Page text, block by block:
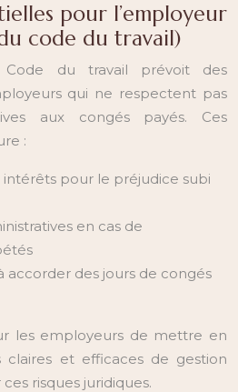
pour l’employeur
code du travail)
Code du travail prévoit des
qui ne respectent pas
aux congés payés. Ces
:
pour le préjudice subi
en cas de
accorder des jours de congés
les employeurs de mettre en
claires et efficaces de gestion
risques juridiques.